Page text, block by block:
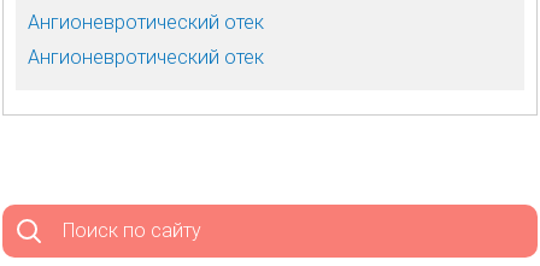
Ангионевротический отек
Ангионевротический отек
Поиск по сайту